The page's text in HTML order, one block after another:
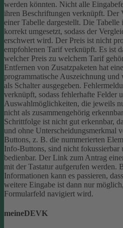
werden könnten. Nicht alle
ihren Beschriftungen verknüpft. Der
einer Tabelle dargestellt. Die
korrekt umgesetzt, sodass der
erschwert wird. Der Preis ist nicht
empfohlenen Tarif verknüpft. Es ist
welcher Preis zu welchem Tarif
Entfernen von Zusatzpaketen hat
programmatische Auszeichnung
als Schalter ausgegeben.
verknüpft, sodass fehlerhafte Felder
Auswahlmöglichkeiten, die jeweils
nicht als zusammengehörig
Schrittfolge ist nicht gut erkennbar,
und ohne Unterscheidungsmerkmal
Buttons, z. B. die nummerierten
Info-Buttons, sind nicht fokussierbar
bedienbar. Der Link zum Antrag
mit der Tastatur aufgerufen werden.
Informationen kann es passieren,
weitere Eingabe ist dann nur
Formularfeld navigiert wird.
meineDEVK